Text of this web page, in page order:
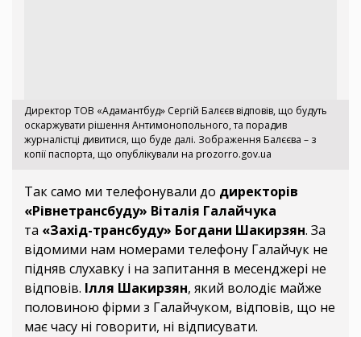
Директор ТОВ «Адамантбуд» Сергій Балєєв відповів, що будуть
оскаржувати рішення Антимонопольного, та порадив
журналістці дивитися, що буде далі. Зображення Балєєва – з
копії паспорта, що опублікували на prozorro.gov.ua
Так само ми телефонували до директорів
«Рівнетрансбуду» Віталія Галайчука
та «Захід-трансбуду» Богдани Шакирзян. За
відомими нам номерами телефону Галайчук не
підняв слухавку і на запитання в месенджері не
відповів. Ілля Шакирзян, який володіє майже
половиною фірми з Галайчуком, відповів, що не
має часу ні говорити, ні відписувати.